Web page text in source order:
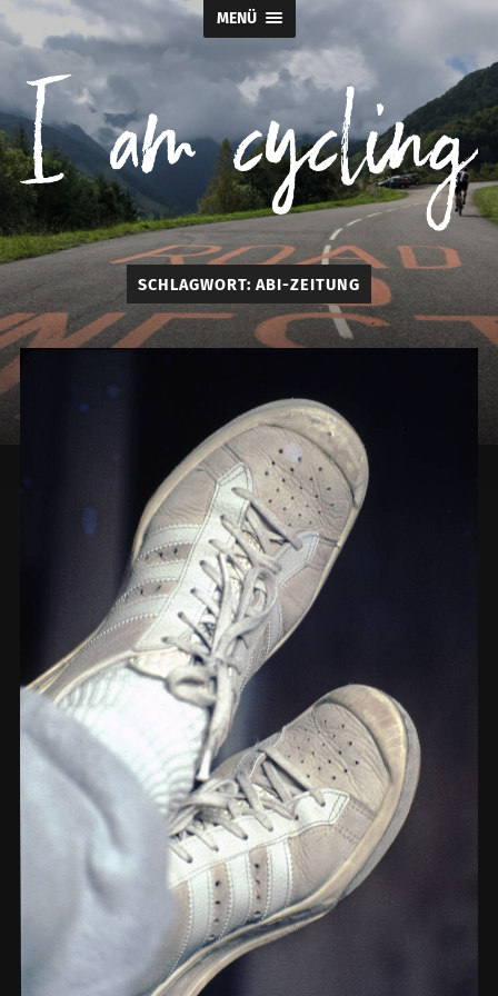
MENÜ
I
am
cycling
SCHLAGWORT: ABI-ZEITUNG